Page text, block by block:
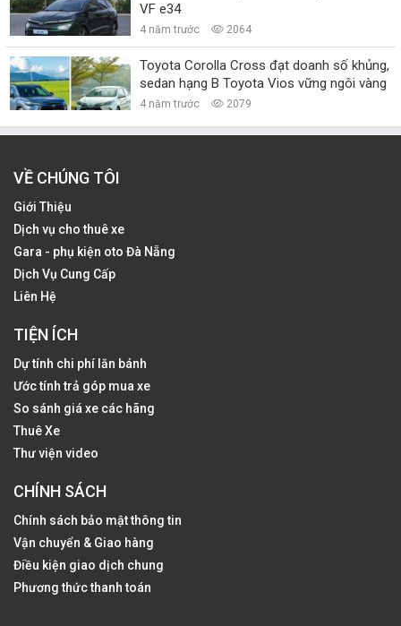
VF e34
4 năm trước 2064
Toyota Corolla Cross đạt doanh số khủng,
sedan hạng B Toyota Vios vững ngôi vàng
4 năm trước 2079
VỀ CHÚNG TÔI
Giới Thiệu
Dịch vụ cho thuê xe
Gara - phụ kiện oto Đà Nẵng
Dịch Vụ Cung Cấp
Liên Hệ
TIỆN ÍCH
Dự tính chi phí lăn bánh
Ước tính trả góp mua xe
So sánh giá xe các hãng
Thuê Xe
Thư viện video
CHÍNH SÁCH
Chính sách bảo mật thông tin
Vận chuyển & Giao hàng
Điều kiện giao dịch chung
Phương thức thanh toán